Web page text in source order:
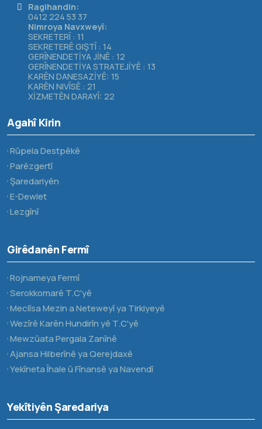
Ragihandin:
0412 224 53 37
Nimroya Navxweyî:
SEKRETERÎ : 11
SEKRETERÊ GIŞTÎ : 14
GERÎNENDETİYA JİNÊ : 12
GERÎNENDETİYA STRATEJİYÊ : 13
KARÊN DANESAZİYÊ: 15
KARÊN NIVÎSÊ : 21
XİZMETÊN DARAYÎ: 22
Agahî Kirin
Rûpela Destpêkê
Parêzgertî
Şaredariyên
E-Dewlet
Lezgînî
Girêdanên Fermî
Rojnameya Fermî
Serokkomarê T.C'yê
Meclîsa Mezin a Neteweyî ya Tirkiyeyê
Wezîrê Karên Hundirîn yê T.C'yê
Mewzûata Pergala Zanînê
Ajansa Hilberînê ya Qerejdaxê
Yekîneta Îhale û Fînansê ya Navendî
Yekîtiyên Şaredariya